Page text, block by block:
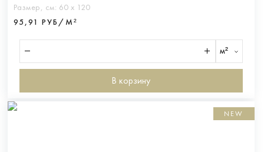
Размер, см: 60 х 120
95,91 РУБ/М²
м²
В корзину
NEW